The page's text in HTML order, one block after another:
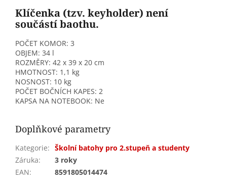
Klíčenka (tzv. keyholder) není
součástí baothu.
POČET KOMOR: 3
OBJEM: 34 l
ROZMĚRY: 42 x 39 x 20 cm
HMOTNOST: 1,1 kg
NOSNOST: 10 kg
POČET BOČNÍCH KAPES: 2
KAPSA NA NOTEBOOK: Ne
Doplňkové parametry
Kategorie: Školní batohy pro 2.stupeň a studenty
Záruka:
3 roky
EAN: 8591805014474